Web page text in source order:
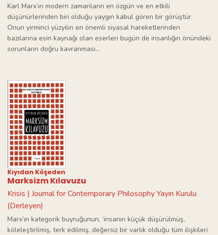
Karl Marx’ın modern zamanların en özgün ve en etkili
düşünürlerinden biri olduğu yaygın kabul gören bir görüştür.
Onun yirminci yüzyılın en önemli siyasal hareketlerinden
bazılarına esin kaynağı olan eserleri bugün de insanlığın önündeki
sorunların doğru kavranması...
Kıyıdan Köşeden
Marksizm Kılavuzu
Krisis | Journal for Contemporary Philosophy Yayın Kurulu
(Derleyen)
Marx’ın kategorik buyruğunun, ‘insanın küçük düşürülmüş,
köleleştirilmiş, terk edilmiş, değersiz bir varlık olduğu tüm ilişkileri